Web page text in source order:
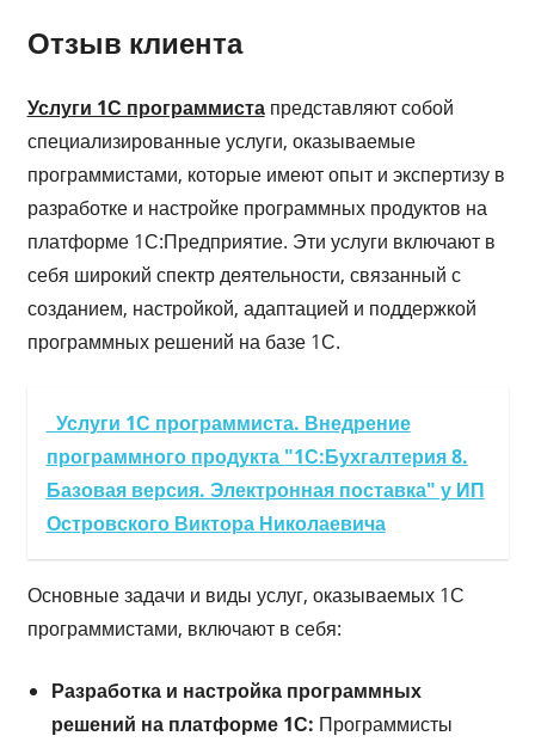
Отзыв клиента
Услуги 1С программистапредставляют собой
специализированные услуги, оказываемые
программистами, которые имеют опыт и экспертизу в
разработке и настройке программных продуктов на
платформе 1С:Предприятие. Эти услуги включают в
себя широкий спектр деятельности, связанный с
созданием, настройкой, адаптацией и поддержкой
программных решений на базе 1С.
Услуги 1С программиста. Внедрение
программного продукта "1С:Бухгалтерия 8.
Базовая версия. Электронная поставка" у ИП
Островского Виктора Николаевича
Основные задачи и виды услуг, оказываемых 1С
программистами, включают в себя:
Разработка и настройка программных
решений на платформе 1С: Программисты